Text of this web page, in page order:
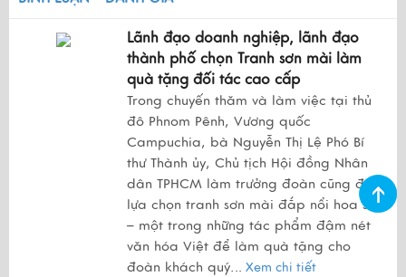
Lãnh đạo doanh nghiệp, lãnh đạo
thành phố chọn Tranh sơn mài làm
quà tặng đối tác cao cấp
Trong chuyến thăm và làm việc tại thủ
đô Phnom Pênh, Vương quốc
Campuchia, bà Nguyễn Thị Lệ Phó Bí
thư Thành ủy, Chủ tịch Hội đồng Nhân
dân TPHCM làm trưởng đoàn cũng đã
lựa chọn tranh sơn mài đắp nổi hoa sen
– một trong những tác phẩm đậm nét
văn hóa Việt để làm quà tặng cho
đoàn khách quý... Xem chi tiết